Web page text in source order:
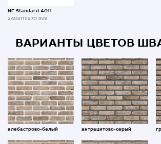
NF Standard A011
240x115x70 mm
ВАРИАНТЫ ЦВЕТОВ
алебастрово-белый антрацитово-серый